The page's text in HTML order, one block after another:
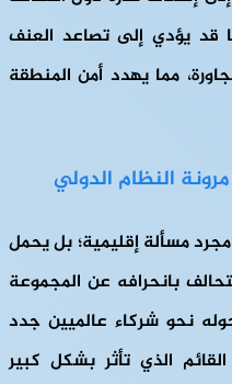
قد يؤدي إلى تصاعد العنف
مما يهدد أمن المنطقة
مسألة إقليمية؛ بل يحمل
بانحرافه عن المجموعة
نحو شركاء عالميين جدد
الذي تأثر بشكل كبير